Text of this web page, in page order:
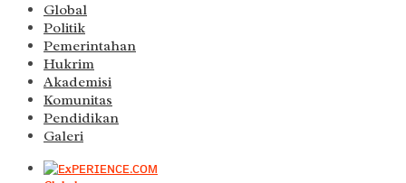
Global
Politik
Pemerintahan
Hukrim
Akademisi
Komunitas
Pendidikan
Galeri